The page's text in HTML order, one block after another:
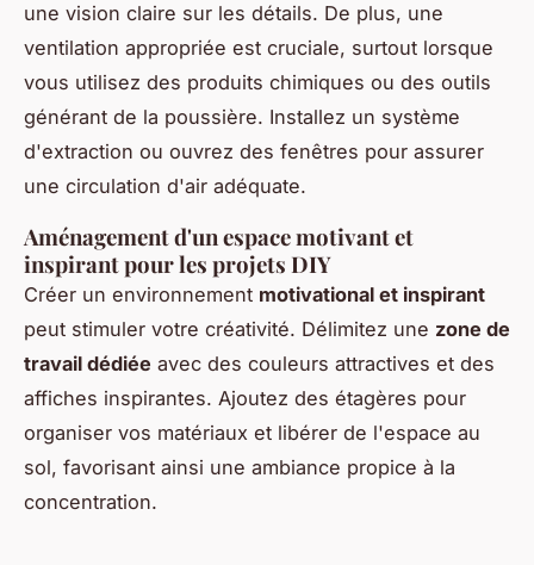
une vision claire sur les détails. De plus, une
ventilation appropriée est cruciale, surtout lorsque
vous utilisez des produits chimiques ou des outils
générant de la poussière. Installez un système
d'extraction ou ouvrez des fenêtres pour assurer
une circulation d'air adéquate.
Aménagement d'un espace motivant et
inspirant pour les projets DIY
Créer un environnement motivational et inspirant
peut stimuler votre créativité. Délimitez une zone de
travail dédiée avec des couleurs attractives et des
affiches inspirantes. Ajoutez des étagères pour
organiser vos matériaux et libérer de l'espace au
sol, favorisant ainsi une ambiance propice à la
concentration.